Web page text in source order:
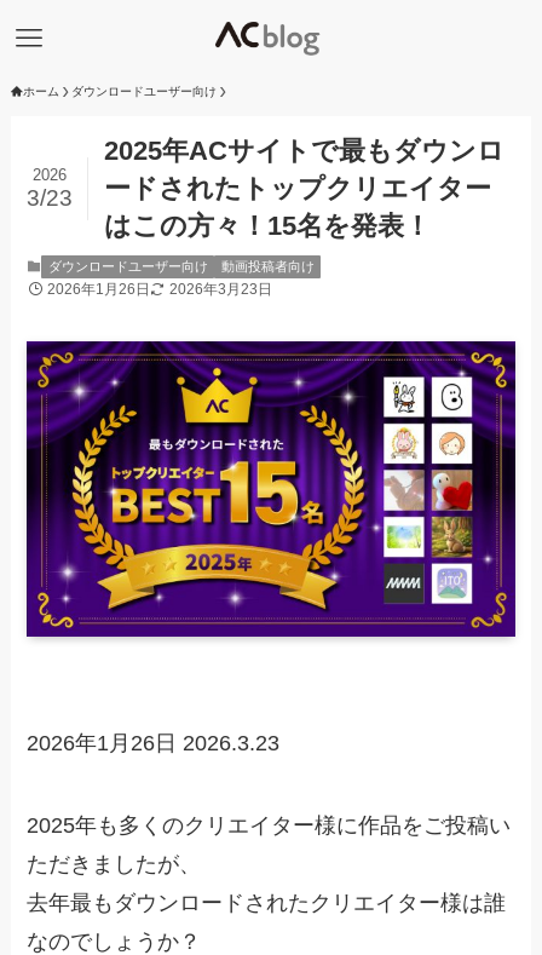
ホーム ダウンロードユーザー向け
2025年ACサイトで最もダウンロ
ードされたトップクリエイター
はこの方々！15名を発表！
2026
3/23
ダウンロードユーザー向け 動画投稿者向け
2026年1月26日 2026年3月23日
2026年1月26日 2026.3.23
2025年も多くのクリエイター様に作品をご投稿い
ただきましたが、
去年最もダウンロードされたクリエイター様は誰
なのでしょうか？